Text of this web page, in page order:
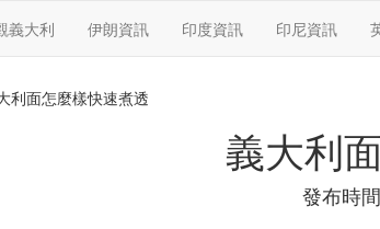
義大利 伊朗資訊 印度資訊 印尼資訊
利面怎麼樣快速煮透
義大利
發布時